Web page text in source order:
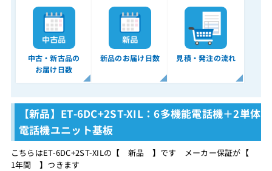
中古・新古品の
お届け日数
新品のお届け日数 見積・発注の流れ
【新品】ET-6DC+2ST-XIL：6多機能電話機＋2単体
電話機ユニット基板
こちらはET-6DC+2ST-XILの【 新品 】です メーカー保証が【
1年間 】つきます